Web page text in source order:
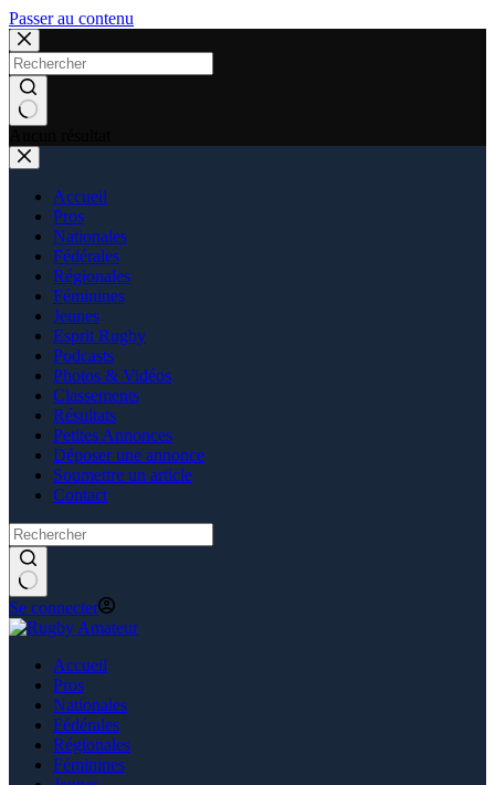
Passer au contenu
Accueil
Pros
Nationales
Fédérales
Régionales
Féminines
Jeunes
Esprit Rugby
Podcasts
Photos & Vidéos
Classements
Résultats
Petites Annonces
Déposer une annonce
Soumettre un article
Contact
Se connecter
Accueil
Pros
Nationales
Fédérales
Régionales
Féminines